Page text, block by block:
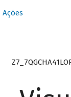
Ações